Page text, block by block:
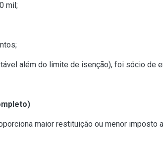
mil;
além do limite de isenção), foi sócio de
maior restituição ou menor imposto